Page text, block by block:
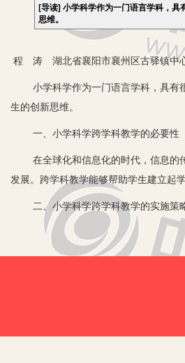
[导读]小学科学作为一门语言学科，具
思维。
程 涛 湖北省襄阳市襄州区古驿镇中
小学科学作为一门语言学科，具有很
生的创新思维。
一、小学科学跨学科教学的必要性
在全球化和信息化的时代，信息的传
发展。跨学科教学能够帮助学生建立起
二、小学科学跨学科教学的实施策
1.与自然科学学科融合。自然科学学
保护”这一主题时，可以结合生物学科
中关于能源的种类和利用的知识，通
2.与社会科学学科融合。社会科学学
主题时，可以结合地理学科中关于不同